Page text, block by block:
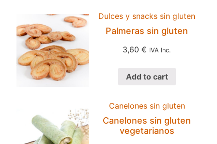
Dulces y snacks sin gluten
Palmeras sin gluten
3,60 € IVA Inc.
Add to cart
Canelones sin gluten
Canelones sin gluten
vegetarianos